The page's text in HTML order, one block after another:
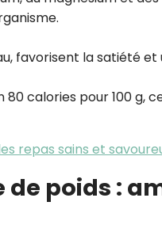
favorisent la satiété et
calories pour 100 g,
repas sains et
poids :